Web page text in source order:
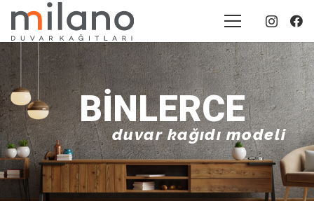
BINLERCE
duvar kağıdı modeli